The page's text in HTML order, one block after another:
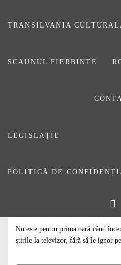
TRANSILVANIA
SCAUNUL FIERBINTE
LEGISLAȚIE
POLITICĂ DE
Nu este pentru prima oară când
știrile la televizor, fără să le ignor